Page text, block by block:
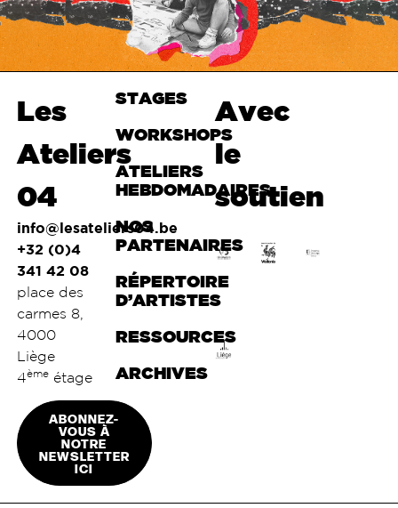
Les
Ateliers
04
info@lesateliers04.be
+32 (0)4
341 42 08
place des
carmes 8,
4000
Liège
4èmeétage
ABONNEZ-
VOUS À
NOTRE
NEWSLETTER
ICI
STAGES
WORKSHOPS
ATELIERS
HEBDOMADAIRES
NOS
PARTENAIRES
RÉPERTOIRE
D’ARTISTES
RESSOURCES
ARCHIVES
Avec
le
soutien